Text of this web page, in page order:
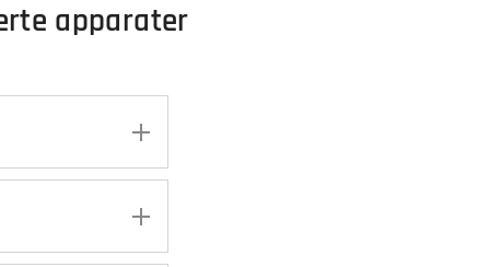
apparater
slik